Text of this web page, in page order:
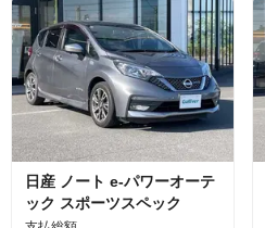
日産 ノート e-パワーオーテ
ック スポーツスペック